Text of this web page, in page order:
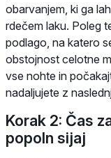
obarvanjem, ki ga
rdečem laku. Poleg
podlago, na katero
obstojnost celotne
vse nohte in
nadaljujete z
Korak 2: Čas
popoln sijaj